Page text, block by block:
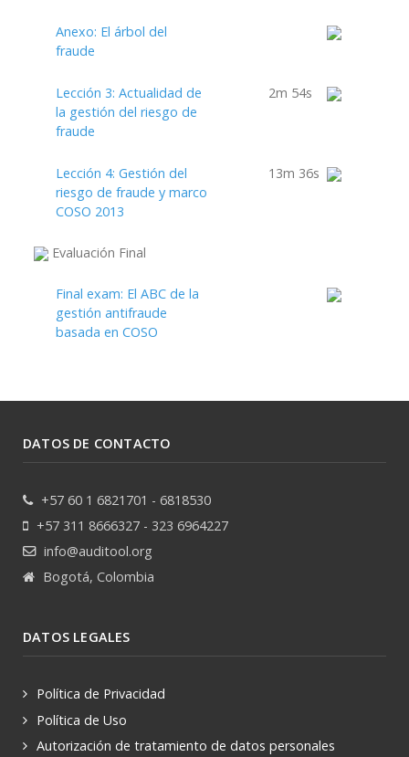
Anexo: El árbol del
fraude
Lección 3: Actualidad de
la gestión del riesgo de
fraude
2m 54s
Lección 4: Gestión del
riesgo de fraude y marco
COSO 2013
13m 36s
Evaluación Final
Final exam: El ABC de la
gestión antifraude
basada en COSO
DATOS DE CONTACTO
+57 60 1 6821701 - 6818530
+57 311 8666327 - 323 6964227
info@auditool.org
Bogotá, Colombia
DATOS LEGALES
Política de Privacidad
Política de Uso
Autorización de tratamiento de datos personales